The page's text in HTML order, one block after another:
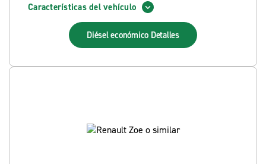
Características del vehículo
Diésel económico Detalles